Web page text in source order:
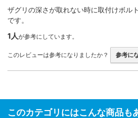
ザグリの深さが取れない時に取付けボル
です。
1人が参考にしています。
このレビューは参考になりましたか？ 参考に
このカテゴリにはこんな商品も